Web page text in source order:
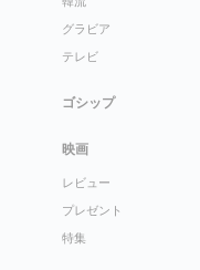
グラビア
テレビ
ゴシップ
映画
レビュー
プレゼント
特集